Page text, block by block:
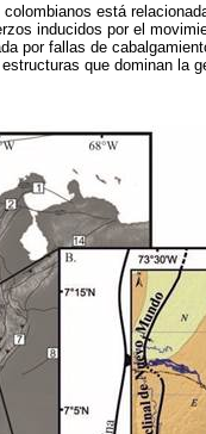
colombianos está
inducidos por el
por fallas de
que dominan la